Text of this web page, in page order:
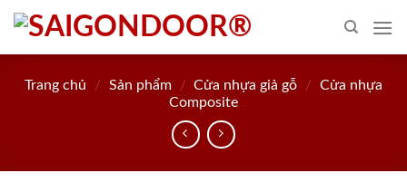
Skip
content
Trang chủ / Sản phẩm / Cửa nhựa giả gỗ /
Cửa nhựa
Composite